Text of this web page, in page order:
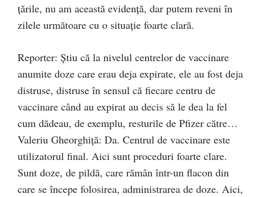
țările, nu am această evidență, dar putem reveni în
zilele următoare cu o situație foarte clară.
Reporter: Ştiu că la nivelul centrelor de vaccinare
anumite doze care erau deja expirate, ele au fost deja
distruse, distruse în sensul că fiecare centru de
vaccinare când au expirat au decis să le dea la fel
cum dădeau, de exemplu, resturile de Pfizer către…
Valeriu Gheorghiţă: Da. Centrul de vaccinare este
utilizatorul final. Aici sunt proceduri foarte clare.
Sunt doze, de pildă, care rămân într-un flacon din
care se începe folosirea, administrarea de doze. Aici,